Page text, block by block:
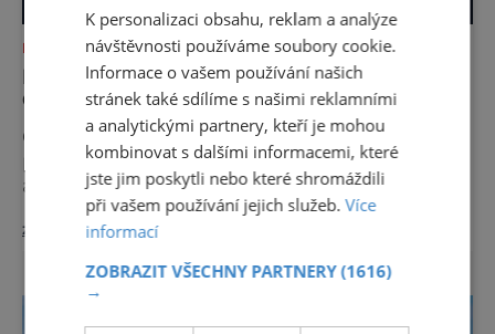
NEJKRÁSNĚJŠÍ PAMÁTKY
NOC KOSTELŮ 2026 V HUSOVĚ SBORU V
CHEBU
Odhalte tajemství chebské Schlaraffie V
pátek 29. května 2026 se v rámci celostátní
akce Noc kostelů otevřou veřejnosti i místa,
která běžně zůstávají skrytá. Jedním z
nejzajímavějších bude bezesporu Husův
sbor Církve československé husitské v
Chebu (Vrbenského 14), který letos nabídne
zobrazit více >>
K personalizaci obsahu, reklam a analýze
návštěvnosti používáme soubory cookie.
Informace o vašem používání našich
stránek také sdílíme s našimi reklamními
a analytickými partnery, kteří je mohou
kombinovat s dalšími informacemi, které
jste jim poskytli nebo které shromáždili
při vašem používání jejich služeb.Více
informací
ZOBRAZIT VŠECHNY PARTNERY(1616)
→